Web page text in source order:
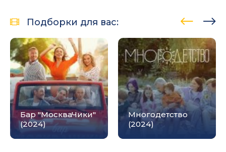
Подборки для вас:
Бар "МоскваЧики"
(2024)
Многодетство
(2024)